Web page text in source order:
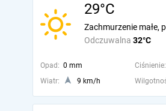
29°C
Odczuwalna 32°C
Zachmurzenie małe,
Opad: 0 mm Ciśnienie:
Wiatr:
9 km/h